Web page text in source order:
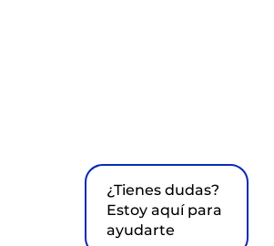
¿Tienes dudas?
Estoy aquí para
ayudarte